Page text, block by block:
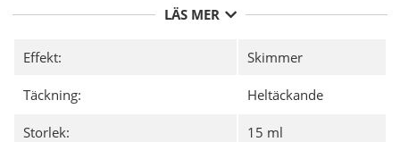
Utmärkt när du tar en paus ifrån material som tex.
Ingen baslack behövs.
Användning
– Applicera 2 lager på bara naglar följt av ett
extra lager dagligen. Ta bort alla lager på dag 7 och börja om
om så önskas.
LÄS MER
Effekt: Skimmer
Täckning: Heltäckande
Storlek: 15 ml